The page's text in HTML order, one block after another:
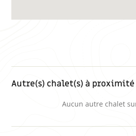
Autre(s) chalet(s) à proximité
Aucun autre chalet